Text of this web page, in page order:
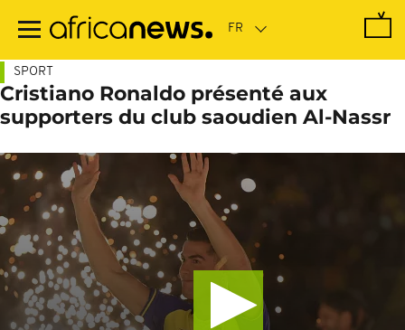
contenu
SPORT
Cristiano Ronaldo présenté aux
supporters du club saoudien Al-Nassr